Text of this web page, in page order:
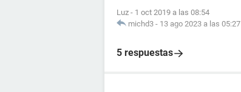
Luz - 1 oct 2019 a las 08:54
michd3 - 13 ago 2023 a las 05:27
5 respuestas